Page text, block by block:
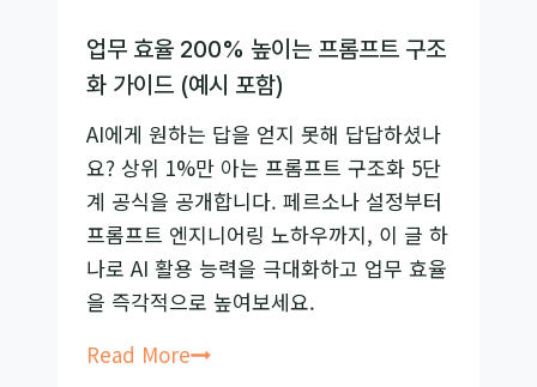
트
팀
구
축
을
위
한
비
즈
업무 효율 200% 높이는 프롬프트 구조
화 가이드 (예시 포함)
AI에게 원하는 답을 얻지 못해 답답하셨나
요? 상위 1%만 아는 프롬프트 구조화 5단
계 공식을 공개합니다. 페르소나 설정부터
프롬프트 엔지니어링 노하우까지, 이 글 하
나로 AI 활용 능력을 극대화하고 업무 효율
을 즉각적으로 높여보세요.
Read More업